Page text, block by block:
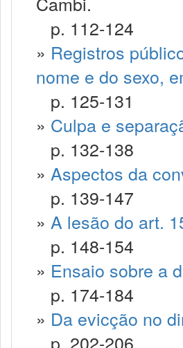
p. 112-124
» Registros
nome e do sexo,
p. 125-131
» Culpa e
p. 132-138
» Aspectos da
p. 139-147
» A lesão do art.
p. 148-154
» Ensaio sobre a
p. 174-184
» Da evicção no
p. 202-206